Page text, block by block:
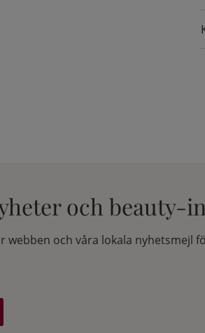
och beauty-
och våra lokala nyhetsmejl